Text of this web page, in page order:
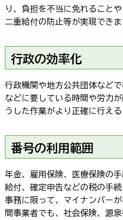
り、負担を不当に免れること
二重給付の防止等が実現できま
行政の効率化
行政機関や地方公共団体など
などに要している時間や労力
うした作業がより正確に行える
番号の利用範囲
年金、雇用保険、医療保険の
給付、確定申告などの税の手
事務に限って、マイナンバー
間事業者でも、社会保険、源